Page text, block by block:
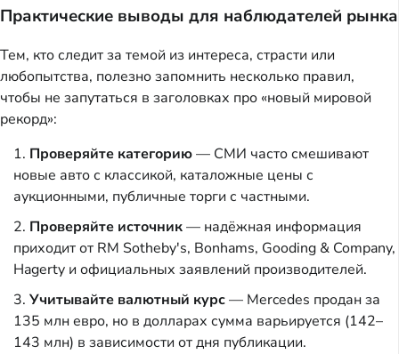
Практические выводы для наблюдателей рынка
Тем, кто следит за темой из интереса, страсти или
любопытства, полезно запомнить несколько правил,
чтобы не запутаться в заголовках про «новый мировой
рекорд»:
Проверяйте категорию— СМИ часто смешивают
новые авто с классикой, каталожные цены с
аукционными, публичные торги с частными.
Проверяйте источник— надёжная информация
приходит от RM Sotheby's, Bonhams, Gooding & Company,
Hagerty и официальных заявлений производителей.
Учитывайте валютный курс— Mercedes продан за
135 млн евро, но в долларах сумма варьируется (142–
143 млн) в зависимости от дня публикации.